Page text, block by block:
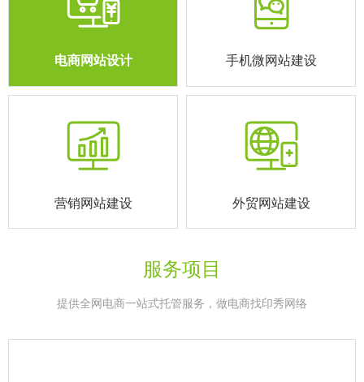
电商网站设计 手机微网站建设
营销网站建设 外贸网站建设
服务项目
提供全网电商一站式托管服务，做电商找印秀网络